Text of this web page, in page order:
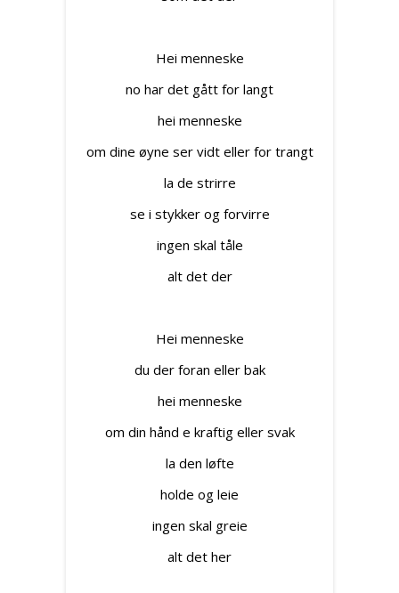
Hei menneske
no har det gått for langt
hei menneske
om dine øyne ser vidt eller for trangt
la de strirre
se i stykker og forvirre
ingen skal tåle
alt det der
Hei menneske
du der foran eller bak
hei menneske
om din hånd e kraftig eller svak
la den løfte
holde og leie
ingen skal greie
alt det her